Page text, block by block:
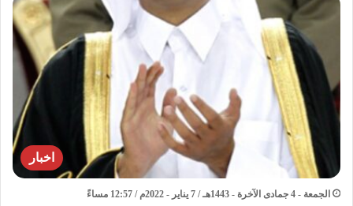
اخبار
الجمعة - 4 جمادى الآخرة - 1443هـ / 7 يناير - 2022م / 12:57 مساءً